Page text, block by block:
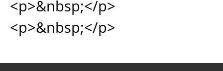
<p>&nbsp;</p>
<p>&nbsp;</p>